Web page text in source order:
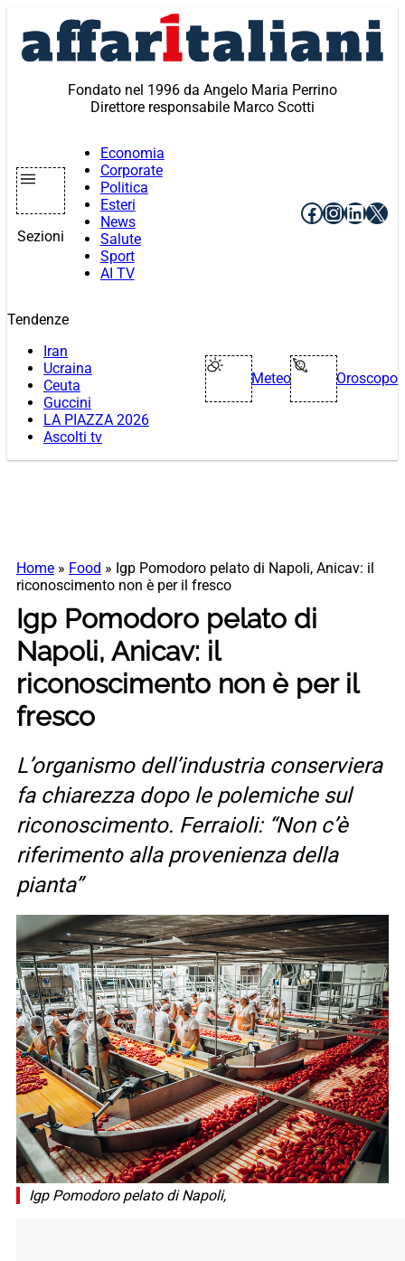
contenuto
Fondato nel 1996 da Angelo Maria Perrino
Direttore responsabile Marco Scotti
Sezioni
Economia
Corporate
Politica
Esteri
News
Salute
Sport
AI TV
Facebook
X
Tendenze
Iran
Ucraina
Ceuta
Guccini
LA PIAZZA 2026
Ascolti tv
Meteo Oroscopo
Home » Food » Igp Pomodoro pelato di Napoli, Anicav: il
riconoscimento non è per il fresco
Igp Pomodoro pelato di
Napoli, Anicav: il
riconoscimento non è per il
fresco
L’organismo dell’industria conserviera
fa chiarezza dopo le polemiche sul
riconoscimento. Ferraioli: “Non c’è
riferimento alla provenienza della
pianta”
Igp Pomodoro pelato di Napoli,